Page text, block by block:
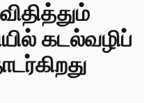
கடல்வழிப்